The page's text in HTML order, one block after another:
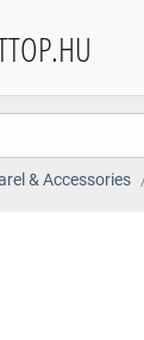
& Accessories